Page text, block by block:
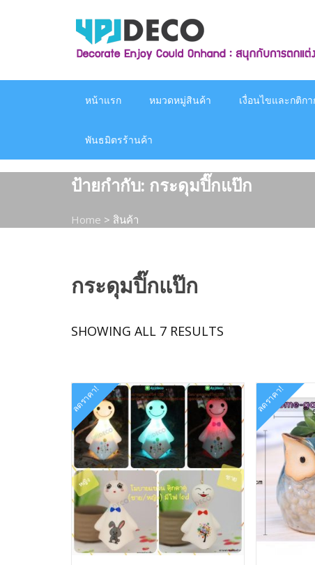
หน้าแรก หมวดหมู่สินค้า เงื่อนไขและกติก
พันธมิตรร้านค้า
ป้ายกำกับ: กระดุมปิ๊กแป๊ก
Home > สินค้า
กระดุมปิ๊กแป๊ก
SHOWING ALL 7 RESULTS
ลดราคา! ลดราคา!